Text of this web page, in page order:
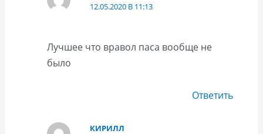
12.05.2020 В 11:13
Лучшее что вравол паса вообще не
было
Ответить
КИРИЛЛ